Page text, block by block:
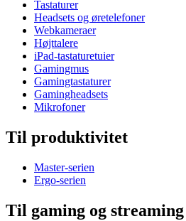
Tastaturer
Headsets og øretelefoner
Webkameraer
Højttalere
iPad-tastaturetuier
Gamingmus
Gamingtastaturer
Gamingheadsets
Mikrofoner
Til produktivitet
Master-serien
Ergo-serien
Til gaming og streaming